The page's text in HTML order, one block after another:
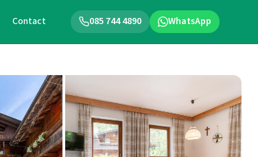
085 744 4890 WhatsApp
Contact